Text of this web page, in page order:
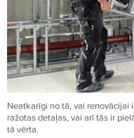
Neatkarīgi no tā, vai
ražotas detaļas, vai arī tās ir
tā vērta.